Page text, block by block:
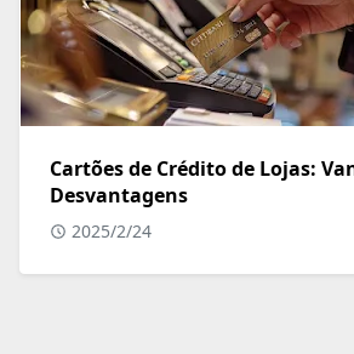
Cartões de Crédito de Lojas:
Desvantagens
2025/2/24